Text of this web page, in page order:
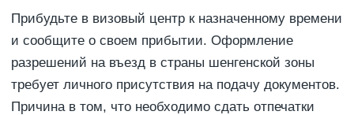
Прибудьте в визовый центр к назначенному времени
и сообщите о своем прибытии. Оформление
разрешений на въезд в страны шенгенской зоны
требует личного присутствия на подачу документов.
Причина в том, что необходимо сдать отпечатки